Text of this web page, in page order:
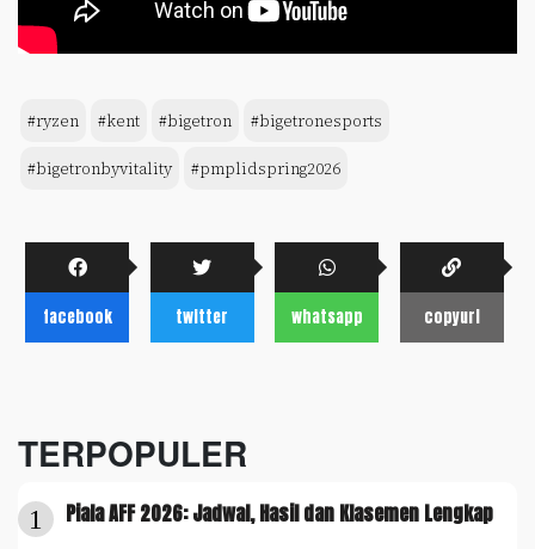
#ryzen #kent #bigetron #bigetronesports
#bigetronbyvitality #pmplidspring2026
facebook twitter whatsapp copyurl
TERPOPULER
1 Piala AFF 2026: Jadwal, Hasil dan Klasemen Lengkap